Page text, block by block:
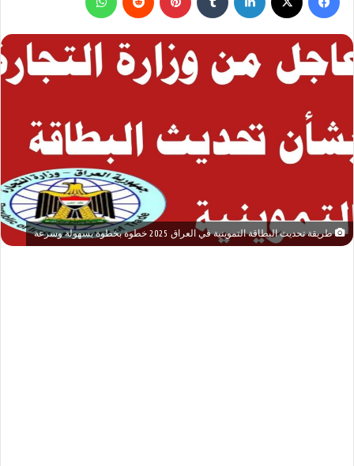
طريقة تحديث البطاقة التموينية في العراق 2025 خطوة بخطوة بسهولة وسرعة